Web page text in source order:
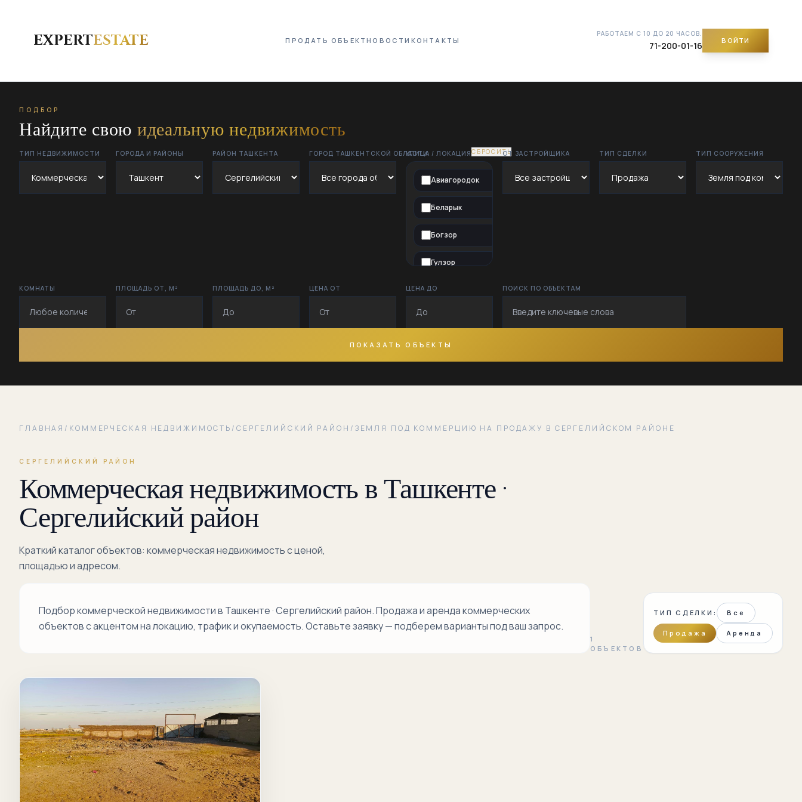
EXPERTESTATE ПРОДАТЬ ОБЪЕКТНОВОСТИ КОНТАКТЫ
РАБОТАЕМ С 10 ДО 20 ЧАСОВ.
71-200-01-16 ВОЙТИ
ПОДБОР
Найдите свою идеальную недвижимость
ТИП НЕДВИЖИМОСТИ ГОРОДА И РАЙОНЫ РАЙОН ТАШКЕНТА ГОРОД ТАШКЕНТСКОЙ ОБЛАСТИУЛИЦА / ЛОКАЦИЯСБРОСИТЬ
Авиагородок
Беларык
Богзор
Гулзор
Дустлик
Кипчак
Куйлюк-2
Сергели-1
ОТ ЗАСТРОЙЩИКА ТИП СДЕЛКИ ТИП СООРУЖЕНИЯ
КОМНАТЫ ПЛОЩАДЬ ОТ, М² ПЛОЩАДЬ ДО, М² ЦЕНА ОТ ЦЕНА ДО ПОИСК ПО ОБЪЕКТАМ
ПОКАЗАТЬ ОБЪЕКТЫ
ГЛАВНАЯ / КОММЕРЧЕСКАЯ НЕДВИЖИМОСТЬ / СЕРГЕЛИЙСКИЙ РАЙОН / ЗЕМЛЯ ПОД КОММЕРЦИЮ НА ПРОДАЖУ В СЕРГЕЛИЙСКОМ РАЙОНЕ
СЕРГЕЛИЙСКИЙ РАЙОН
Коммерческая недвижимость в Ташкенте ·
Сергелийский район
Краткий каталог объектов: коммерческая недвижимость с ценой,
площадью и адресом.
Подбор коммерческой недвижимости в Ташкенте · Сергелийский район. Продажа и аренда коммерческих
объектов с акцентом на локацию, трафик и окупаемость. Оставьте заявку — подберем варианты под ваш запрос.
1
ОБЪЕКТОВ
ТИП СДЕЛКИ: Все
Продажа Аренда